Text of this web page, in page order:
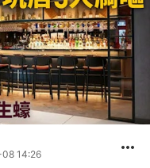
14:26